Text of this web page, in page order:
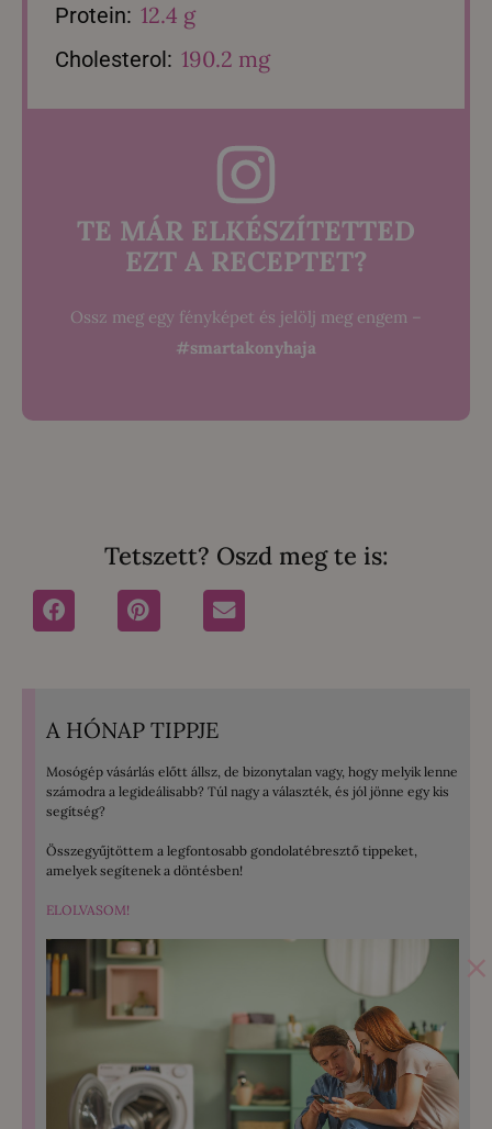
Protein: 12.4 g
Cholesterol: 190.2 mg
TE MÁR ELKÉSZÍTETTED
EZT A RECEPTET?
Ossz meg egy fényképet és jelölj meg engem –
#smartakonyhaja
Tetszett? Oszd meg te is:
A HÓNAP TIPPJE
Mosógép vásárlás előtt állsz, de bizonytalan vagy, hogy melyik lenne
számodra a legideálisabb? Túl nagy a választék, és jól jönne egy kis
segítség?
Összegyűjtöttem a legfontosabb gondolatébresztő tippeket,
amelyek segítenek a döntésben!
ELOLVASOM!
×